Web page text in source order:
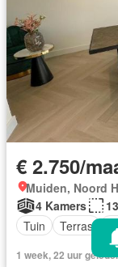
€ 2.750/
Muiden, Noord
4 Kamers
Tuin
Terras
1 week, 22 uur